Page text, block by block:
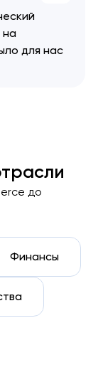
на
для нас
до
Финансы